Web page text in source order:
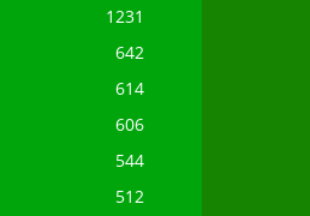
1231
642
614
606
544
512